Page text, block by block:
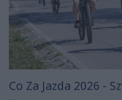
Co Za Jazda 2026 -